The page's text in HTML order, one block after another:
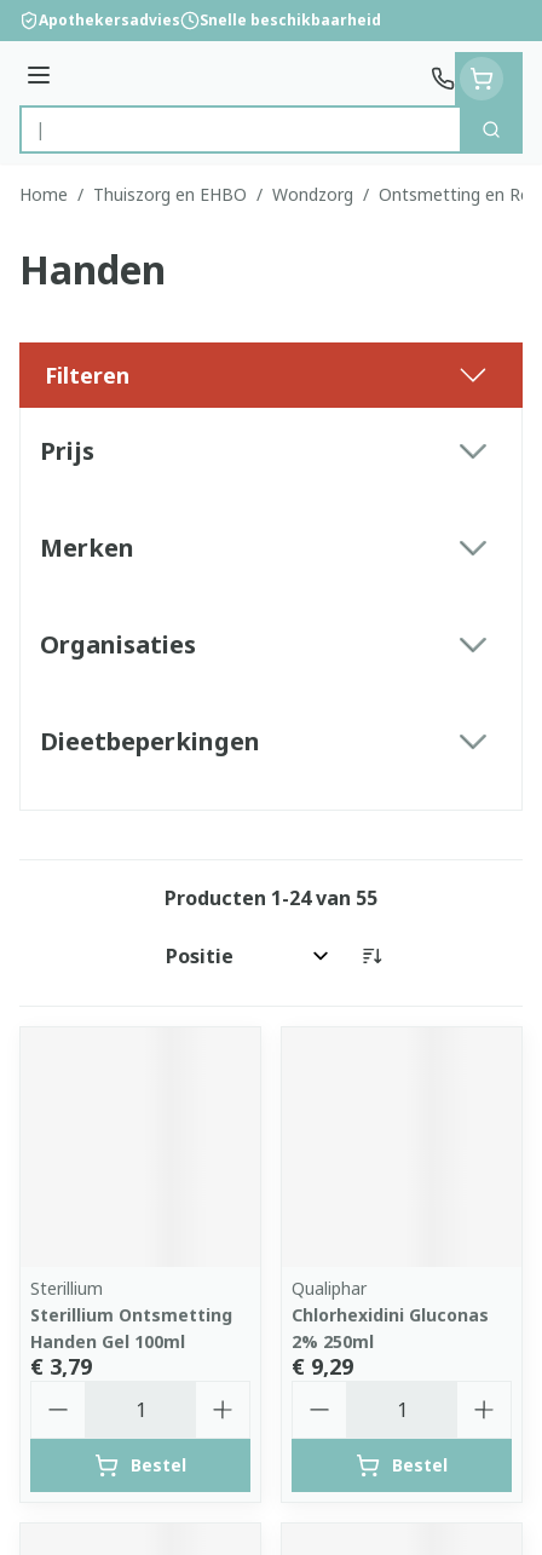
Ga naar de inhoud
Apothekersadvies Snelle beschikbaarheid
Menu
Product, merk, categorie...
Zoek
Home / Thuiszorg en EHBO / Wondzorg / Ontsmetting en
Handen
Filteren
Prijs
Merken
Organisaties
Dieetbeperkingen
Producten 1-24van 55
Sorteer op:
Sterillium
Sterillium Ontsmetting
Handen Gel 100ml
€ 3,79
Bestel
Qualiphar
Chlorhexidini Gluconas
2% 250ml
€ 9,29
Bestel